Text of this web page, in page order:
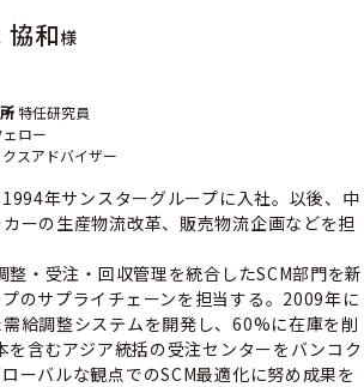
協和様
特任研究員
ロー
スアドバイザー
年サンスターグループに入社。以後、中
ーの生産物流改革、販売物流企画などを担
・受注・回収管理を統合したSCM部門を新
のサプライチェーンを担当する。2009年に
給調整システムを開発し、60%に在庫を削
含むアジア統括の受注センターをバンコク
ーバルな観点でのSCM最適化に努め成果を